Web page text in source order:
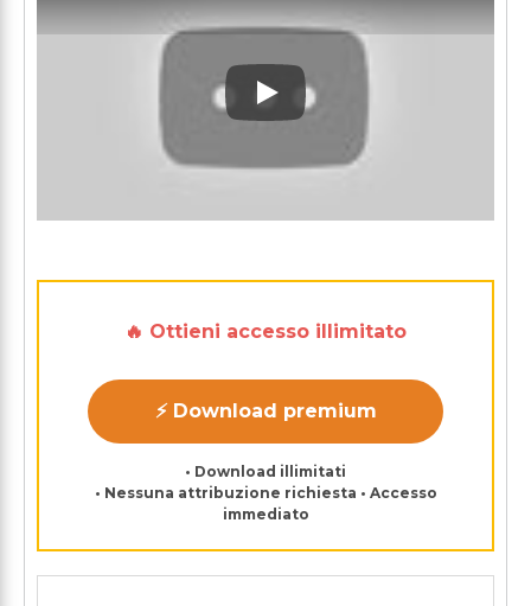
Play: Keynote (Google I/O
🔥 Ottieni accesso illimitato
⚡ Download premium
• Download illimitati
• Nessuna attribuzione richiesta • Accesso
immediato